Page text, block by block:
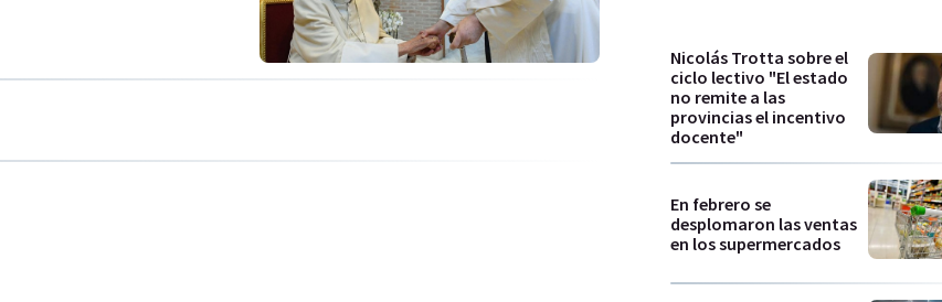
Nicolás Trotta sobre el
ciclo lectivo "El estado
no remite a las
provincias el incentivo
docente"
En febrero se
desplomaron las ventas
en los supermercados